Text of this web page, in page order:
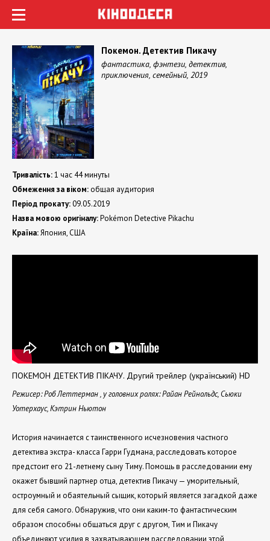
Покемон. Детектив Пикачу
фантастика, фэнтези, детектив,
приключения, семейный, 2019
Тривалість:1 час 44 минуты
Обмеження за віком:общая аудитория
Період прокату:09.05.2019
Назва мовою оригіналу:Pokémon Detective Pikachu
Країна:Япония, США
ПОКЕМОН ДЕТЕКТИВ ПІКАЧУ. Другий трейлер (український) HD
Режисер: Роб Леттерман , у головних ролях: Райан Рейнольдс, Сьюки
Уотерхаус, Кэтрин Ньютон
История начинается с таинственного исчезновения частного
детектива экстра- класса Гарри Гудмана, расследовать которое
предстоит его 21-летнему сыну Тиму. Помощь в расследовании ему
окажет бывший партнер отца, детектив Пикачу — уморительный,
остроумный и обаятельный сыщик, который является загадкой даже
для себя самого. Обнаружив, что они каким-то фантастическим
образом способны общаться друг с другом, Тим и Пикачу
объединяют усилия в захватывающем расследовании этой